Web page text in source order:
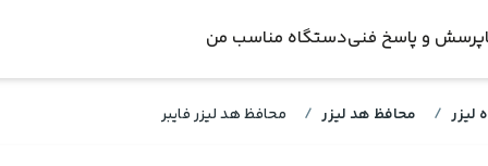
دستگاه برش لیزر فلزات
جوش لیزری راهنمای جامع برش لیزری روتک شرایط و قوانین
پرسش و پاسخ فنی
مشکلات برقی مشکلات مکانیکی
دستگاه مناسب من
دستگاه لیزر کاغذ لیزر / محافظ هد لیزر / محافظ هد لیزر فایبر